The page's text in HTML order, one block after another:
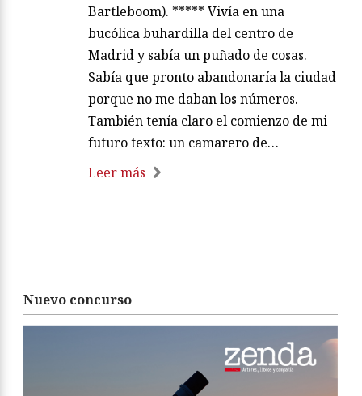
Bartleboom). ***** Vivía en una
bucólica buhardilla del centro de
Madrid y sabía un puñado de cosas.
Sabía que pronto abandonaría la ciudad
porque no me daban los números.
También tenía claro el comienzo de mi
futuro texto: un camarero de…
Leer más
Nuevo concurso